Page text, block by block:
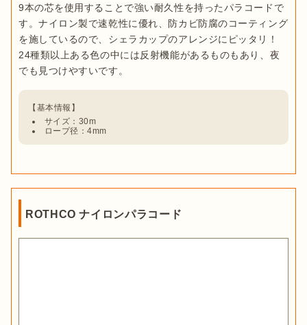
9本の芯を使用することで強い耐久性を持ったパラコードで
す。ナイロン製で速乾性に優れ、防カビ防腐のコーティング
を施しているので、シェラカップのアレンジにピッタリ！
24種類以上ある色の中には反射機能があるものもあり、夜
サイズ：30m
ロープ径：4mm
ROTHCO ナイロンパラコード